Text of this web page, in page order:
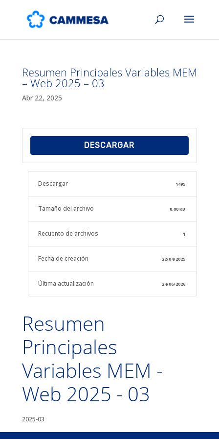
Resumen Principales Variables MEM
– Web 2025 – 03
Abr 22, 2025
DESCARGAR
Descargar 1495
Tamaño del archivo 0.00 KB
Recuento de archivos 1
Fecha de creación 22/04/2025
Última actualización 24/06/2026
Resumen
Principales
Variables MEM -
Web 2025 - 03
2025-03